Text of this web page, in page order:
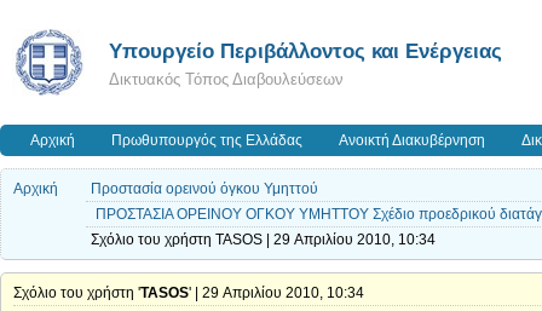
Yπουργείο Περιβάλλοντος και Ενέργειας
Δικτυακός Τόπος Διαβουλεύσεων
Αρχική Πρωθυπουργός της Ελλάδας Ανοικτή Διακυβέρνηση
Αρχική
Προστασία ορεινού όγκου Υμηττού
ΠΡΟΣΤΑΣΙΑ ΟΡΕΙΝΟΥ ΟΓΚΟΥ ΥΜΗΤΤΟΥ Σχέδιο προεδρικού
Σχόλιο του χρήστη TASOS | 29 Απριλίου 2010, 10:34
Σχόλιο του χρήστη 'TASOS' | 29 Απριλίου 2010, 10:34